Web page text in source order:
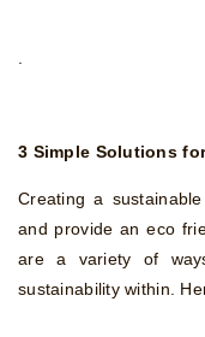
3 Simple Solutions
Creating a
and provide an eco
are a variety of
sustainability within.